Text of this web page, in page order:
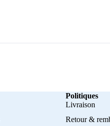
Politiques
Livraison
Retour &